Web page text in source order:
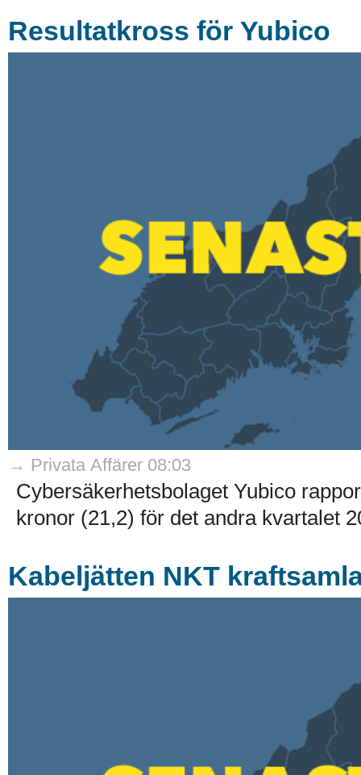
Resultatkross för Yubico
→ Privata Affärer 08:03
Cybersäkerhetsbolaget Yubico
kronor (21,2) för det andra kvartalet
Kabeljätten NKT